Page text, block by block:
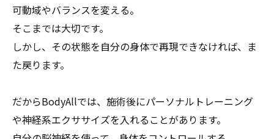
可動域やバランスを変える。
そこまでは大切です。
しかし、その状態を自分の身体で再現できなければ、ま
た戻ります。
だからBodyAllでは、施術後にパーソナルトレーニング
や神経系エクササイズを入れることがあります。